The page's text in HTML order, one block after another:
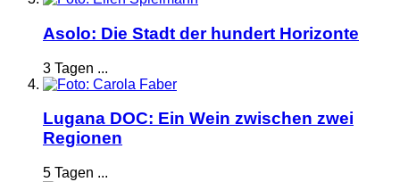
Asolo: Die Stadt der hundert Horizonte
3 Tagen ...
Lugana DOC: Ein Wein zwischen zwei
Regionen
5 Tagen ...